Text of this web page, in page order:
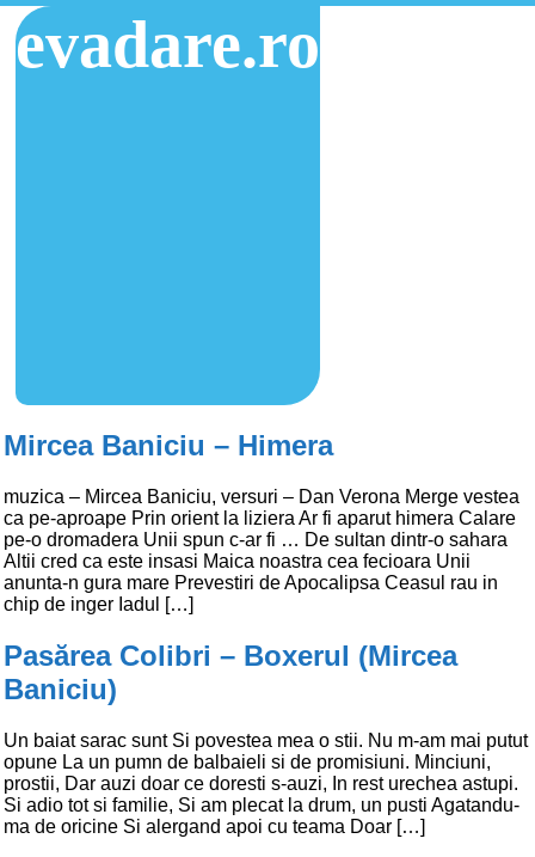
evadare.ro
Mircea Baniciu – Himera
muzica – Mircea Baniciu, versuri – Dan Verona Merge vestea
ca pe-aproape Prin orient la liziera Ar fi aparut himera Calare
pe-o dromadera Unii spun c-ar fi … De sultan dintr-o sahara
Altii cred ca este insasi Maica noastra cea fecioara Unii
anunta-n gura mare Prevestiri de Apocalipsa Ceasul rau in
chip de inger Iadul […]
Pasărea Colibri – Boxerul (Mircea
Baniciu)
Un baiat sarac sunt Si povestea mea o stii. Nu m-am mai putut
opune La un pumn de balbaieli si de promisiuni. Minciuni,
prostii, Dar auzi doar ce doresti s-auzi, In rest urechea astupi.
Si adio tot si familie, Si am plecat la drum, un pusti Agatandu-
ma de oricine Si alergand apoi cu teama Doar […]